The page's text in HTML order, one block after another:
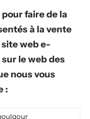
faire de la
à la vente
web e-
le web des
nous vous
: